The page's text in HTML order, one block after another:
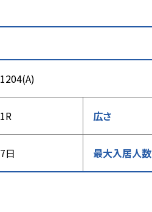
1204(A)
1R 広さ
7日 最大入居人数